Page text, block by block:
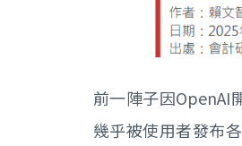
前一陣子因OpenAI
幾乎被使用者發布